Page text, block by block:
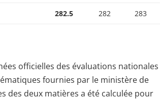
282.5 282 283
officielles des évaluations nationales
fournies par le ministère de
des deux matières a été calculée pour